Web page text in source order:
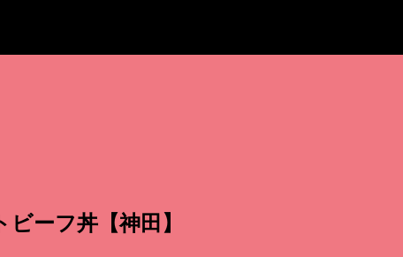
ーフ丼【神田】